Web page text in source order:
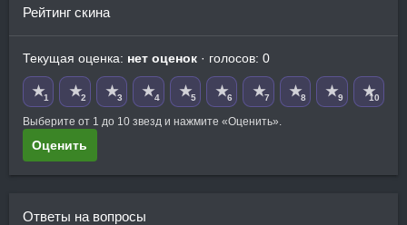
Рейтинг скина
Текущая оценка: нет оценок · голосов: 0
★1 ★2 ★3 ★4 ★5 ★6 ★7 ★8 ★9 ★10
Выберите от 1 до 10 звезд и нажмите «Оценить».
Оценить
Ответы на вопросы